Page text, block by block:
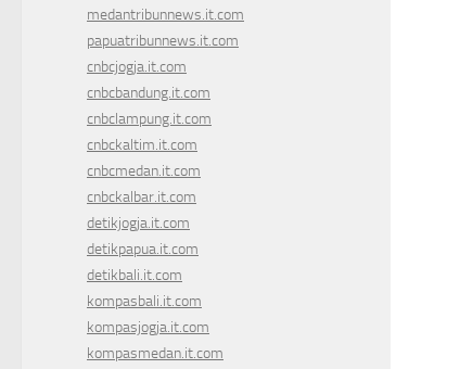
medantribunnews.it.com
papuatribunnews.it.com
cnbcjogja.it.com
cnbcbandung.it.com
cnbclampung.it.com
cnbckaltim.it.com
cnbcmedan.it.com
cnbckalbar.it.com
detikjogja.it.com
detikpapua.it.com
detikbali.it.com
kompasbali.it.com
kompasjogja.it.com
kompasmedan.it.com